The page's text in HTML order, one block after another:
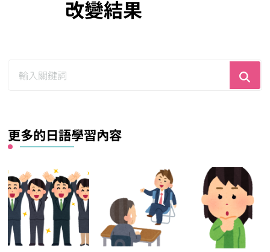
改變結果
更多的日語學習內容